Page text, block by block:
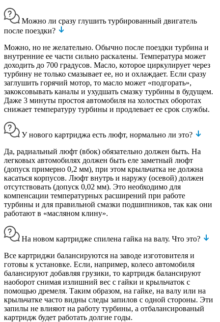
Можно ли сразу глушить турбированный двигатель
после поездки?
Можно, но не желательно. Обычно после поездки турбина и
внутренние ее части сильно раскалены. Температура может
доходить до 700 градусов. Масло, которое циркулирует через
турбину не только смазывает ее, но и охлаждает. Если сразу
заглушить горячий мотор, то масло может «подгорать»,
закоксовывать каналы и ухудшать смазку турбины в будущем.
Даже 3 минуты простоя автомобиля на холостых оборотах
снижает температуру турбины и продлевает ее срок службы.
У нового картриджа есть люфт, нормально ли это?
Да, радиальный люфт (вбок) обязательно должен быть. На
легковых автомобилях должен быть еле заметный люфт
(допуск примерно 0,2 мм), при этом крыльчатка не должна
касаться корпусов. Люфт внутрь и наружу (осевой) должен
отсутствовать (допуск 0,02 мм). Это необходимо для
компенсации температурных расширений при работе
турбины и для правильной смазки подшипников, так как они
работают в «масляном клину».
На новом картридже спилена гайка на валу. Что это?
Все картриджи балансируются на заводе изготовителя и
готовы к установке. Если, например, колесо автомобиля
балансируют добавляя грузики, то картридж балансируют
наоборот снимая излишний вес с гайки и крыльчаток с
помощью дремеля. Таким образом, на гайке, на валу или на
крыльчатке часто видны следы запилов с одной стороны. Эти
запилы не влияют на работу турбины, а отбалансированый
картридж будет работать долгие годы.